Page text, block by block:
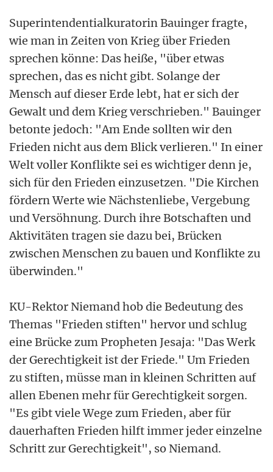
Superintendentialkuratorin Bauinger fragte,
wie man in Zeiten von Krieg über Frieden
sprechen könne: Das heiße, "über etwas
sprechen, das es nicht gibt. Solange der
Mensch auf dieser Erde lebt, hat er sich der
Gewalt und dem Krieg verschrieben." Bauinger
betonte jedoch: "Am Ende sollten wir den
Frieden nicht aus dem Blick verlieren." In einer
Welt voller Konflikte sei es wichtiger denn je,
sich für den Frieden einzusetzen. "Die Kirchen
fördern Werte wie Nächstenliebe, Vergebung
und Versöhnung. Durch ihre Botschaften und
Aktivitäten tragen sie dazu bei, Brücken
zwischen Menschen zu bauen und Konflikte zu
überwinden."
KU-Rektor Niemand hob die Bedeutung des
Themas "Frieden stiften" hervor und schlug
eine Brücke zum Propheten Jesaja: "Das Werk
der Gerechtigkeit ist der Friede." Um Frieden
zu stiften, müsse man in kleinen Schritten auf
allen Ebenen mehr für Gerechtigkeit sorgen.
"Es gibt viele Wege zum Frieden, aber für
dauerhaften Frieden hilft immer jeder einzelne
Schritt zur Gerechtigkeit", so Niemand.